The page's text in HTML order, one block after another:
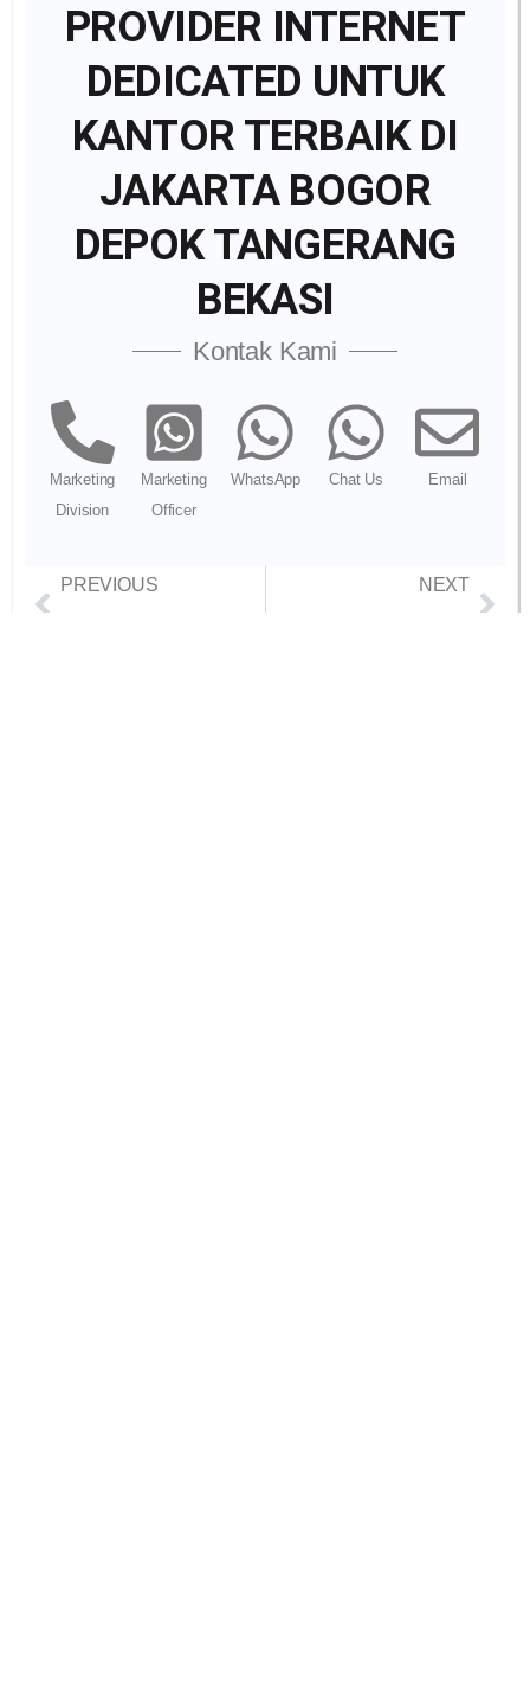
PROVIDER INTERNET
DEDICATED UNTUK
KANTOR TERBAIK DI
JAKARTA BOGOR
DEPOK TANGERANG
BEKASI
Kontak Kami
Marketing
Division
Marketing
Officer
WhatsApp Chat Us Email
PREVIOUS
NEXT